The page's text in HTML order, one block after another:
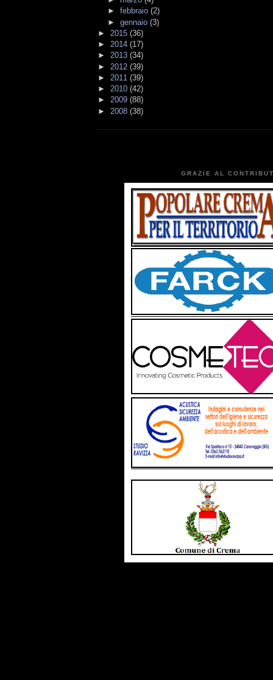
► febbraio (2)
► gennaio (3)
► 2015 (36)
► 2014 (17)
► 2013 (34)
► 2012 (39)
► 2011 (39)
► 2010 (42)
► 2009 (88)
► 2008 (38)
GRAZIE AL